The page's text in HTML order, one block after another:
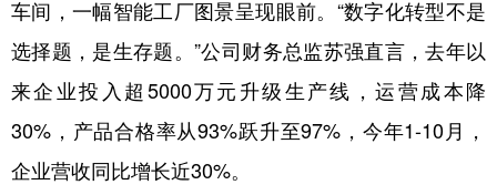
车间，一幅智能工厂图景呈现眼前。“数字化转型不是
选择题，是生存题。”公司财务总监苏强直言，去年以
来企业投入超5000万元升级生产线，运营成本降
30%，产品合格率从93%跃升至97%，今年1-10月，
企业营收同比增长近30%。